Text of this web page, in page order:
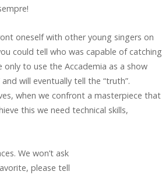
oneself with other young singers on
could tell who was capable of catching
to use the Accademia as a show
will eventually tell the “truth”.
when we confront a masterpiece that
this we need technical skills,
We won’t ask
please tell